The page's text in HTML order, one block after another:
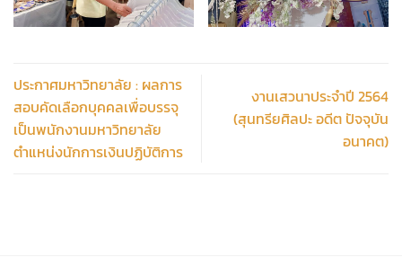
ประกาศมหาวิทยาลัย : ผลการ
สอบคัดเลือกบุคคลเพื่อบรรจุ
เป็นพนักงานมหาวิทยาลัย
ตำแหน่งนักการเงินปฏิบัติการ
งานเสวนาประจำปี 2564
(สุนทรียศิลปะ อดีต ปัจจุบัน
อนาคต)